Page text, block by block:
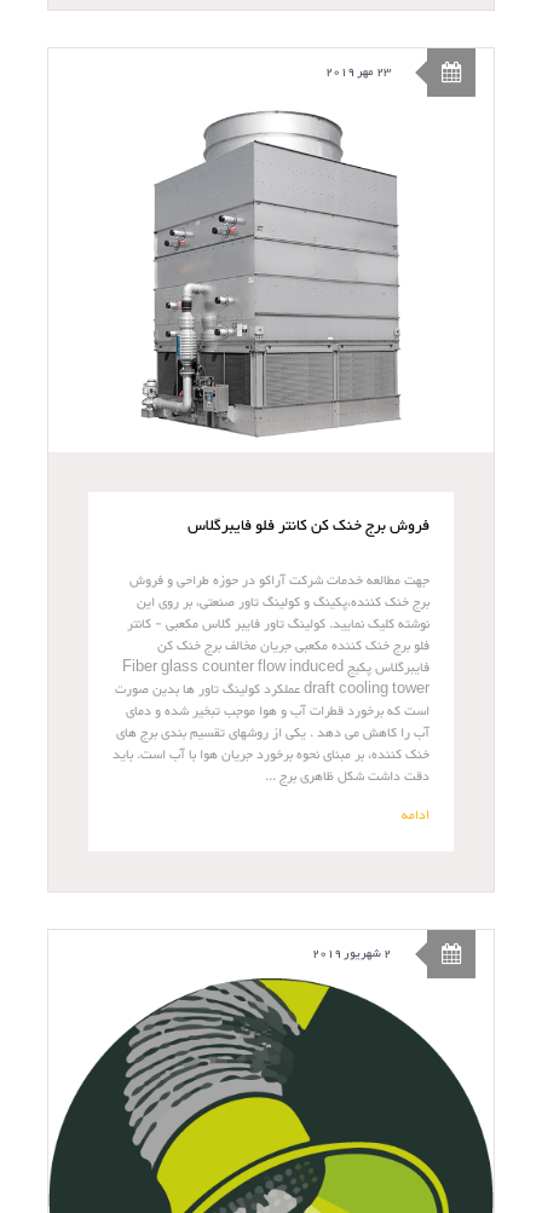
23 مهر 2019
فروش برج خنک کن کانتر فلو فایبرگلاس
جهت مطالعه خدمات شرکت آراکو در حوزه طراحی و فروش
برج خنک کننده،پکینگ و کولینگ تاور صنعتی، بر روی این
نوشته کلیک نمایید. کولینگ تاور فایبر گلاس مکعبی - کانتر
فلو برج خنک کننده مکعبی جریان مخالف برج خنک کن
فایبرگلاس پکیج Fiber glass counter flow induced
draft cooling tower عملکرد کولینگ تاور ها بدین صورت
است که برخورد قطرات آب و هوا موجب تبخیر شده و دمای
آب را کاهش می دهد . یکی از روشهای تقسیم بندی برج های
خنک کننده، بر مبنای نحوه برخورد جریان هوا با آب است. باید
دقت داشت شکل ظاهری برج ...
ادامه
2 شهریور 2019